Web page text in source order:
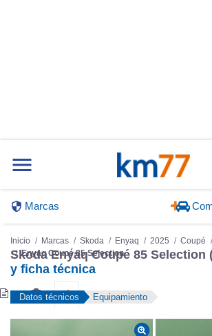
Skoda Enyaq Coupé 85 Selection
y ficha técnica